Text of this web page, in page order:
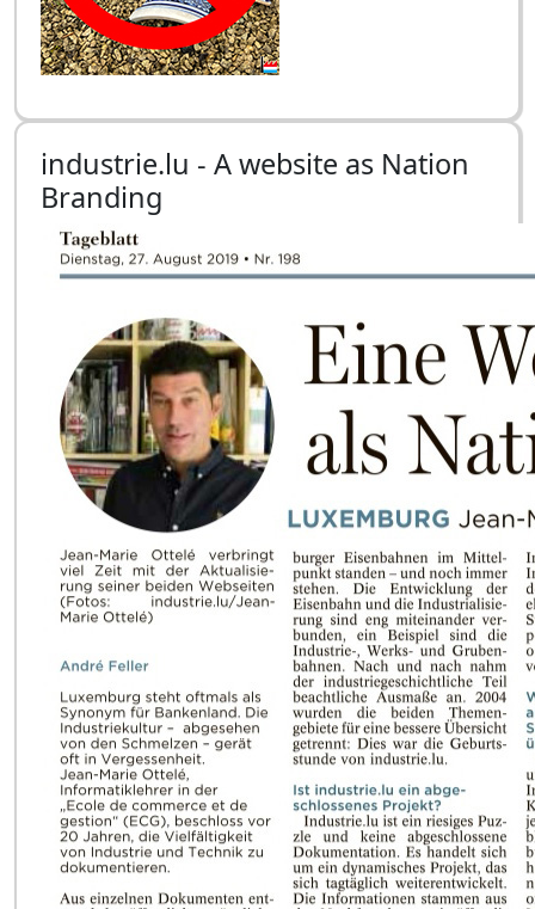
industrie.lu - A website as Nation
Branding